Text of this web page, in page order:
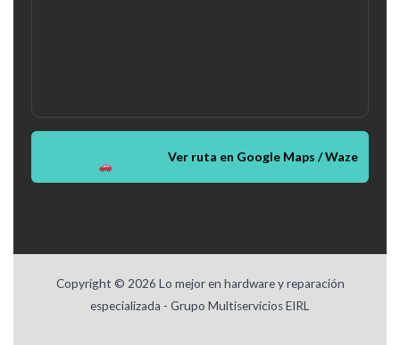
Ver ruta en Google Maps / Waze
Copyright © 2026 Lo mejor en hardware y reparación
especializada - Grupo Multiservicios EIRL